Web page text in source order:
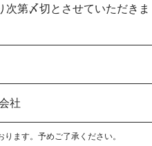
次第〆切とさせていただきま
社
ます。予めご了承ください。